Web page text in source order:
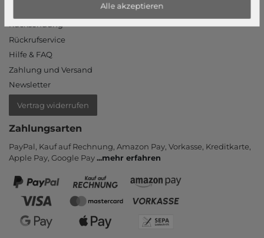
Rücksendung
Rückrufservice
Hilfe & FAQ
Zahlung und Versand
Newsletter
Vertrag widerrufen
Zahlungsarten
PayPal, Kauf auf Rechnung, Amazon Pay, Vor­kasse, Kredit­karte,
Apple Pay, Google Pay...mehr erfahren
Alle akzeptieren